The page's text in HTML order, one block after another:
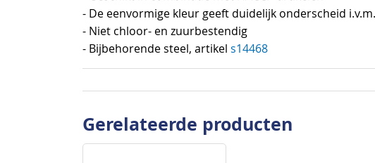
- De eenvormige kleur geeft duidelijk onderscheid i.v.m.
- Niet chloor- en zuurbestendig
- Bijbehorende steel, artikel s14468
Gerelateerde producten